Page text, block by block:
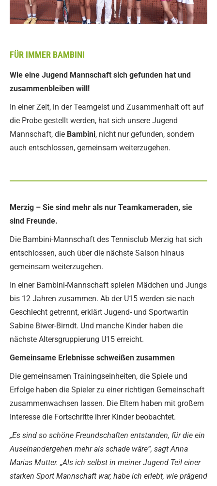
FÜR IMMER BAMBINI
Wie eine Jugend Mannschaft sich gefunden hat und
zusammenbleiben will!
In einer Zeit, in der Teamgeist und Zusammenhalt oft auf
die Probe gestellt werden, hat sich unsere Jugend
Mannschaft, die Bambini, nicht nur gefunden, sondern
auch entschlossen, gemeinsam weiterzugehen.
Merzig – Sie sind mehr als nur Teamkameraden, sie
sind Freunde.
Die Bambini-Mannschaft des Tennisclub Merzig hat sich
entschlossen, auch über die nächste Saison hinaus
gemeinsam weiterzugehen.
In einer Bambini-Mannschaft spielen Mädchen und Jungs
bis 12 Jahren zusammen. Ab der U15 werden sie nach
Geschlecht getrennt, erklärt Jugend- und Sportwartin
Sabine Biwer-Birndt. Und manche Kinder haben die
nächste Altersgruppierung U15 erreicht.
Gemeinsame Erlebnisse schweißen zusammen
Die gemeinsamen Trainingseinheiten, die Spiele und
Erfolge haben die Spieler zu einer richtigen Gemeinschaft
zusammenwachsen lassen. Die Eltern haben mit großem
Interesse die Fortschritte ihrer Kinder beobachtet.
„Es sind so schöne Freundschaften entstanden, für die ein
Auseinandergehen mehr als schade wäre“, sagt Anna
Marias Mutter. „Als ich selbst in meiner Jugend Teil einer
starken Sport Mannschaft war, habe ich erlebt, wie prägend